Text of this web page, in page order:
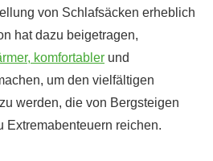
von Schlafsäcken erheblich
hat dazu beigetragen,
komfortabler und
um den vielfältigen
werden, die von Bergsteigen
Extremabenteuern reichen.